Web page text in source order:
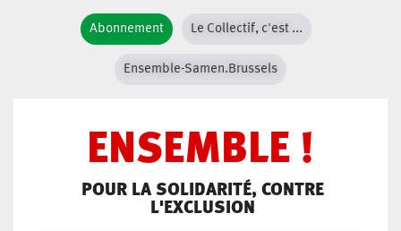
Abonnement Le Collectif, c'est ...
Ensemble-Samen.Brussels
ENSEMBLE !
POUR LA SOLIDARITÉ, CONTRE
L'EXCLUSION